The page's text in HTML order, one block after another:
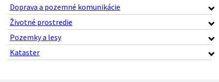
Doprava a pozemné komunikácie
Životné prostredie
Pozemky a lesy
Kataster